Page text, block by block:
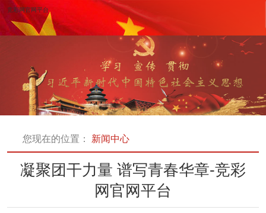
竞彩网官网平台
您现在的位置： 新闻中心
凝聚团干力量 谱写青春华章-竞彩
网官网平台